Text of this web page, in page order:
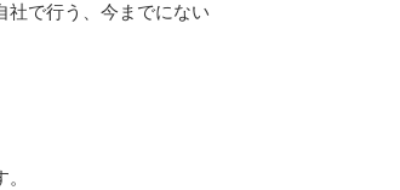
社で行う、今までにない